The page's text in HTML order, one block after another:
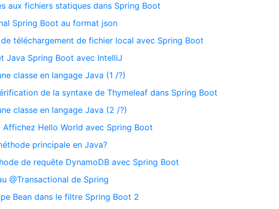
aux fichiers statiques dans Spring Boot
Spring Boot au format json
téléchargement de fichier local avec Spring Boot
Java Spring Boot avec IntelliJ
classe en langage Java (1 /?)
de la syntaxe de Thymeleaf dans Spring Boot
classe en langage Java (2 /?)
Affichez Hello World avec Spring Boot
principale en Java?
de requête DynamoDB avec Spring Boot
@Transactional de Spring
Bean dans le filtre Spring Boot 2